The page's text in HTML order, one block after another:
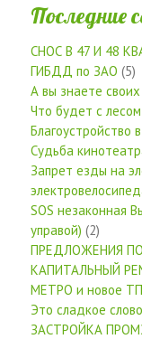
Последние
СНОС В 47 И 48
ГИБДД по ЗАО (5)
А вы знаете
Что будет с
Благоустройство
Судьба
Запрет езды на
SOS незаконная
управой) (2)
ПРЕДЛОЖЕНИЯ
КАПИТАЛЬНЫЙ
МЕТРО и новое
Это сладкое
ЗАСТРОЙКА